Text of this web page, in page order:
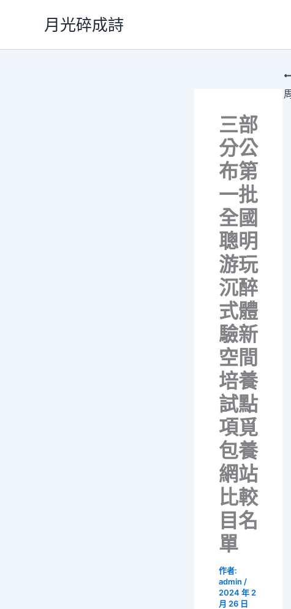
月光碎成詩
三部
分公
布第
一批
全國
聰明
游玩
沉醉
式體
驗新
空間
培養
試點
項覓
包養
網站
比較
目名
單
作者:
admin /
2024 年 2
月 26 日